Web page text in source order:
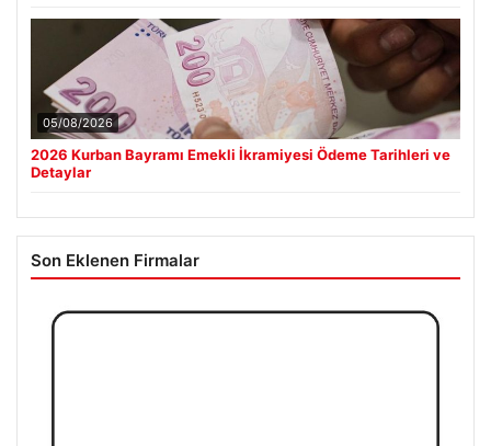
05/08/2026
2026 Kurban Bayramı Emekli İkramiyesi Ödeme Tarihleri ve
Detaylar
Son Eklenen Firmalar